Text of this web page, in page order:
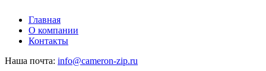
Главная
О компании
Контакты
Наша почта: info@cameron-zip.ru